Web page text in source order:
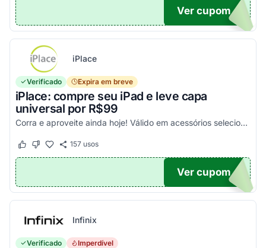
OM10
Ver cupom
iPlace
Verificado Expira em breve
iPlace: compre seu iPad e leve capa
universal por R$99
Corra e aproveite ainda hoje! Válido em acessórios selecionados!
Este cupom funcionou
Este cupom não funcionou
157usos
PA
Ver cupom
Infinix
Verificado Imperdível